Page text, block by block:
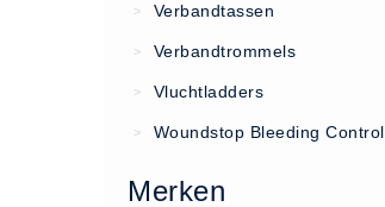
AED binnen - buiten kasten (11)
AED elektroden (18)
AED tassen (14)
> Verbandtassen
> Verbandtrommels
> Vluchtladders
> Woundstop Bleeding Control
Merken